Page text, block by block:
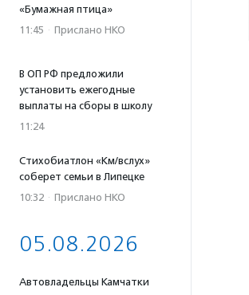
«Бумажная птица»
11:45 · Прислано НКО
В ОП РФ предложили
установить ежегодные
выплаты на сборы в школу
11:24
Стихобиатлон «Км/вслух»
соберет семьи в Липецке
10:32 · Прислано НКО
05.08.2026
Автовладельцы Камчатки